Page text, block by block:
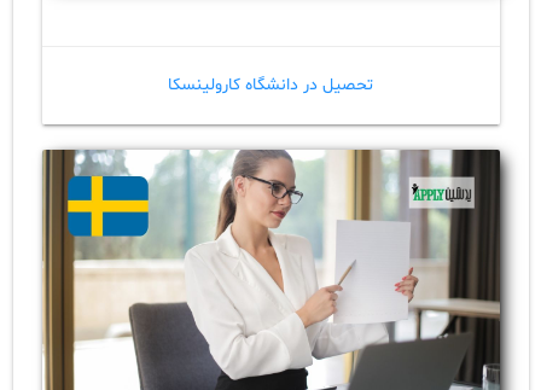
تحصیل در دانشگاه کارولینسکا